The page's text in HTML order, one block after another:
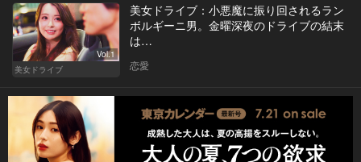
Vol.1
美女ドライブ
美女ドライブ：小悪魔に振り回されるラン
ボルギーニ男。金曜深夜のドライブの結末
は…
恋愛